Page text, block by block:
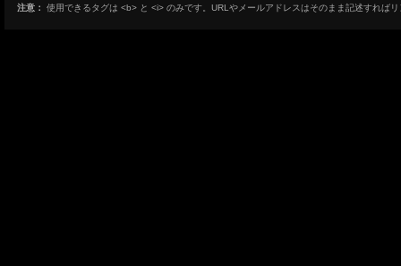
注意： 使用できるタグは <b> と <i> のみです。URLやメールアドレスはそのまま記述すればリ